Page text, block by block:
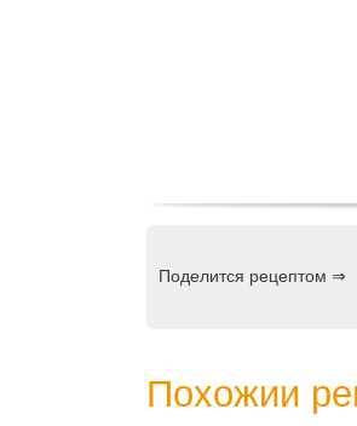
Поделится рецептом ⇒
Похожии